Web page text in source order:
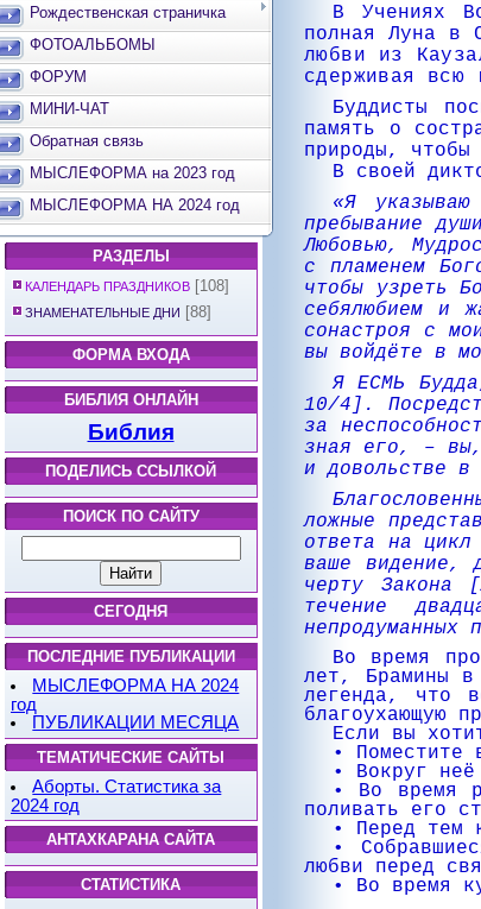
Рождественская страничка
ФОТОАЛЬБОМЫ
ФОРУМ
МИНИ-ЧАТ
Обратная связь
МЫСЛЕФОРМА на 2023 год
МЫСЛЕФОРМА НА 2024 год
РАЗДЕЛЫ
КАЛЕНДАРЬ ПРАЗДНИКОВ [108]
ЗНАМЕНАТЕЛЬНЫЕ ДНИ [88]
ФОРМА ВХОДА
БИБЛИЯ ОНЛАЙН
Библия
ПОДЕЛИСЬ ССЫЛКОЙ
ПОИСК ПО САЙТУ
СЕГОДНЯ
ПОСЛЕДНИЕ ПУБЛИКАЦИИ
МЫСЛЕФОРМА НА 2024
год
ПУБЛИКАЦИИ МЕСЯЦА
ТЕМАТИЧЕСКИЕ САЙТЫ
Аборты. Статистика за
2024 год
АНТАХКАРАНА САЙТА
СТАТИСТИКА
В Учениях
полная Луна в
любви из
сдерживая всю
Буддисты
память о
природы,
В своей
«Я
пребывание
Любовью,
с пламенем
чтобы узреть
себялюбием и
сонастроя с
вы войдёте в
Я ЕСМЬ
10/4].
за
зная его, – вы,
и довольстве в
ложные
ответа на цикл
ваше видение,
черту Закона
течение
непродуманных
Во время
лет, Брамины в
легенда, что
благоухающую
Если вы
• Поместите
• Вокруг
• Во время
поливать его
• Перед тем
•
любви перед
• Во время